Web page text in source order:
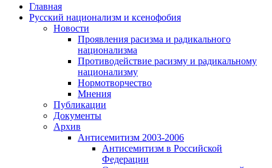
Главная
Русский национализм и ксенофобия
Новости
Проявления расизма и радикального
национализма
Противодействие расизму и радикальному
национализму
Нормотворчество
Мнения
Публикации
Документы
Архив
Антисемитизм 2003-2006
Антисемитизм в Российской
Федерации